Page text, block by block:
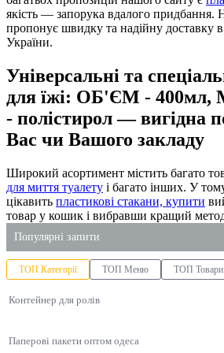
якість — запорука вдалого придбання.
пропонує швидку та надійну доставку в
України.
Універсальні та
для їжі: ОБ'ЄМ - 400мл,
- полістирол — вигідна
Вас чи Вашого закладу
Широкий асортимент містить багато
для миття туалету і багато інших. У
цікавить пластикові стакани, купити
товар у кошик і вибравши кращий
Популярні запити
купити господарські товари
засоби для миття унітаза
пластикове відро для харчових
ТОП Категорії ТОП Меню ТОП Товари
Контейнер для ролів
Паперові пакети оптом одеса